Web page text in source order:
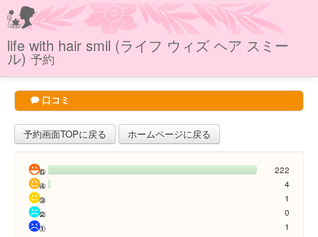
life with hair smil (ライフ ウィズ ヘア スミー
ル) 予約
口コミ
予約画面TOPに戻る ホームページに戻る
222
4
1
0
1